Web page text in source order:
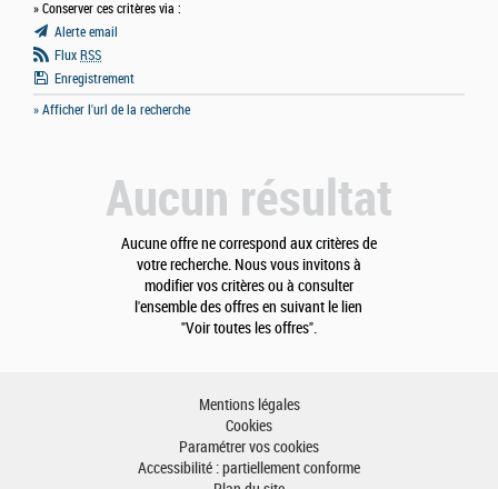
» Conserver ces critères via :
Alerte email
Flux RSS
Enregistrement
» Afficher l'url de la recherche
Aucun résultat
Aucune offre ne correspond aux critères de
votre recherche. Nous vous invitons à
modifier vos critères ou à consulter
l'ensemble des offres en suivant le lien
"Voir toutes les offres".
Mentions légales
Cookies
Paramétrer vos cookies
Accessibilité : partiellement conforme